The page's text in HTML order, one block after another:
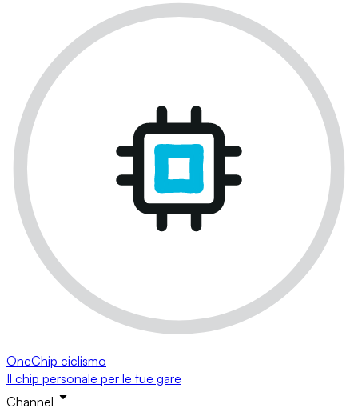
OneChip ciclismo
Il chip personale per le tue gare
Channel